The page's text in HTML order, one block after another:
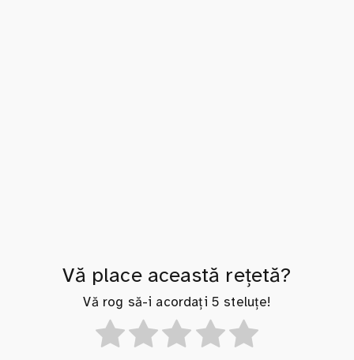
Vă place această rețetă?
Vă rog să-i acordați 5 steluțe!